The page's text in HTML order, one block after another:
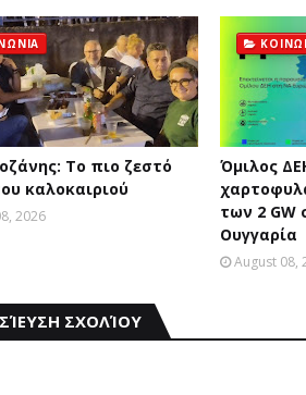
Το πιο ζεστό
καλοκαιριού
2026
Όμιλος
των 2 GW
Ουγγαρία
August 08,
ΣΧΟΛΊΟΥ